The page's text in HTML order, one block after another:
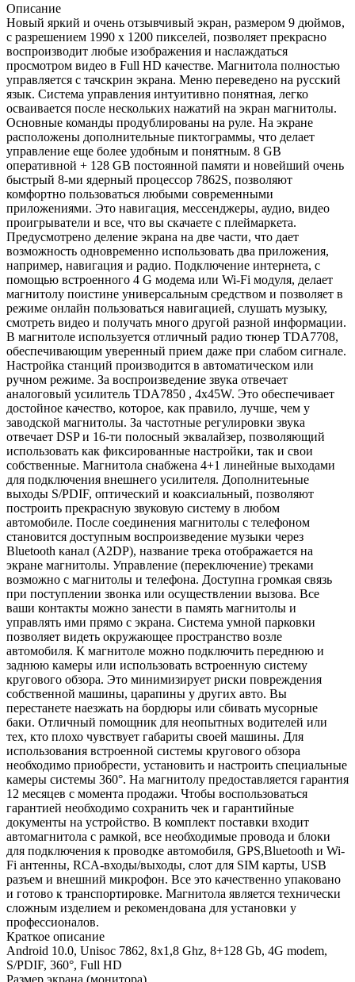
Описание
Новый яркий и очень отзывчивый экран, размером 9 дюймов,
с разрешением 1990 х 1200 пикселей, позволяет прекрасно
воспроизводит любые изображения и наслаждаться
просмотром видео в Full HD качестве. Магнитола полностью
управляется с тачскрин экрана. Меню переведено на русский
язык. Система управления интуитивно понятная, легко
осваивается после нескольких нажатий на экран магнитолы.
Основные команды продублированы на руле. На экране
расположены дополнительные пиктограммы, что делает
управление еще более удобным и понятным. 8 GB
оперативной + 128 GB постоянной памяти и новейший очень
быстрый 8-ми ядерный процессор 7862S, позволяют
комфортно пользоваться любыми современными
приложениями. Это навигация, мессенджеры, аудио, видео
проигрыватели и все, что вы скачаете с плеймаркета.
Предусмотрено деление экрана на две части, что дает
возможность одновременно использовать два приложения,
например, навигация и радио. Подключение интернета, с
помощью встроенного 4 G модема или Wi-Fi модуля, делает
магнитолу поистине универсальным средством и позволяет в
режиме онлайн пользоваться навигацией, слушать музыку,
смотреть видео и получать много другой разной информации.
В магнитоле используется отличный радио тюнер TDA7708,
обеспечивающим уверенный прием даже при слабом сигнале.
Настройка станций производится в автоматическом или
ручном режиме. За воспроизведение звука отвечает
аналоговый усилитель TDA7850 , 4x45W. Это обеспечивает
достойное качество, которое, как правило, лучше, чем у
заводской магнитолы. За частотные регулировки звука
отвечает DSP и 16-ти полосный эквалайзер, позволяющий
использовать как фиксированные настройки, так и свои
собственные. Магнитола снабжена 4+1 линейные выходами
для подключения внешнего усилителя. Дополнитеьные
выходы S/PDIF, оптический и коаксиальный, позволяют
построить прекрасную звуковую систему в любом
автомобиле. После соединения магнитолы с телефоном
становится доступным воспроизведение музыки через
Bluetooth канал (A2DP), название трека отображается на
экране магнитолы. Управление (переключение) треками
возможно с магнитолы и телефона. Доступна громкая связь
при поступлении звонка или осуществлении вызова. Все
ваши контакты можно занести в память магнитолы и
управлять ими прямо с экрана. Система умной парковки
позволяет видеть окружающее пространство возле
автомобиля. К магнитоле можно подключить переднюю и
заднюю камеры или использовать встроенную систему
кругового обзора. Это минимизирует риски повреждения
собственной машины, царапины у других авто. Вы
перестанете наезжать на бордюры или сбивать мусорные
баки. Отличный помощник для неопытных водителей или
тех, кто плохо чувствует габариты своей машины. Для
использования встроенной системы кругового обзора
необходимо приобрести, установить и настроить специальные
камеры системы 360°. На магнитолу предоставляется гарантия
12 месяцев с момента продажи. Чтобы воспользоваться
гарантией необходимо сохранить чек и гарантийные
документы на устройство. В комплект поставки входит
автомагнитола с рамкой, все необходимые провода и блоки
для подключения к проводке автомобиля, GPS,Bluetooth и Wi-
Fi антенны, RCA-входы/выходы, слот для SIM карты, USB
разъем и внешний микрофон. Все это качественно упаковано
и готово к транспортировке. Магнитола является технически
сложным изделием и рекомендована для установки у
профессионалов.
Краткое описание
Android 10.0, Unisoc 7862, 8х1,8 Ghz, 8+128 Gb, 4G modem,
S/PDIF, 360°, Full HD
Размер экрана (монитора)